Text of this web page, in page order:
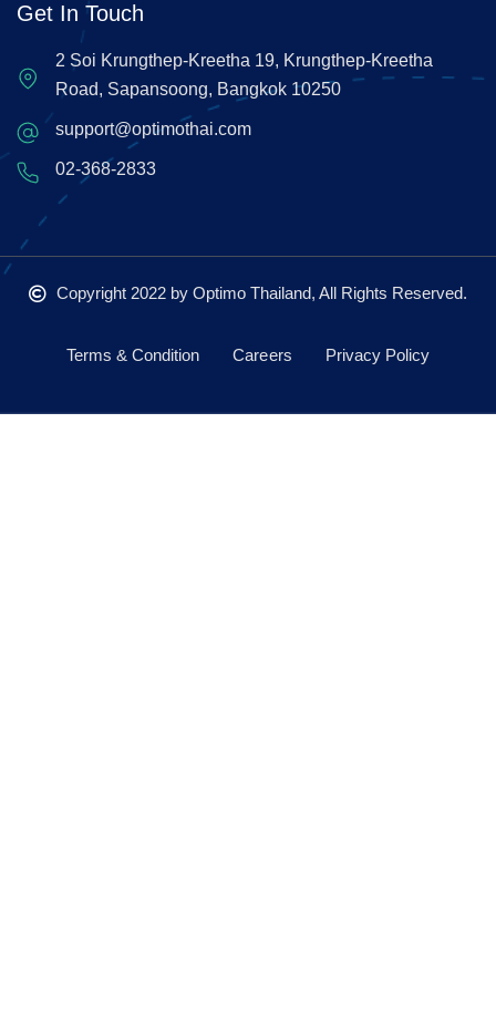
Get In Touch
2 Soi Krungthep-Kreetha 19, Krungthep-Kreetha
Road, Sapansoong, Bangkok 10250
support@optimothai.com
02-368-2833
Copyright 2022 by Optimo Thailand, All Rights Reserved.
Terms & Condition Careers Privacy Policy